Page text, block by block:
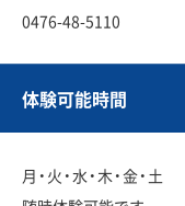
0476-48-5110
体験可能時間
月・火・水・木・金・土